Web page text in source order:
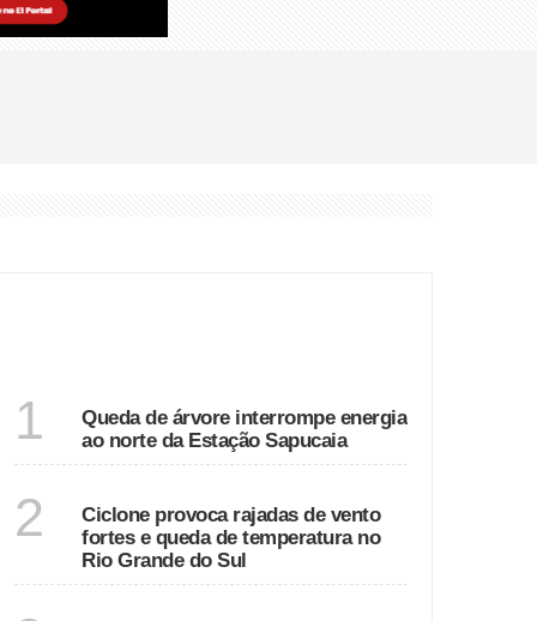
1
Queda de árvore interrompe energia
ao norte da Estação Sapucaia
2
Ciclone provoca rajadas de vento
fortes e queda de temperatura no
Rio Grande do Sul